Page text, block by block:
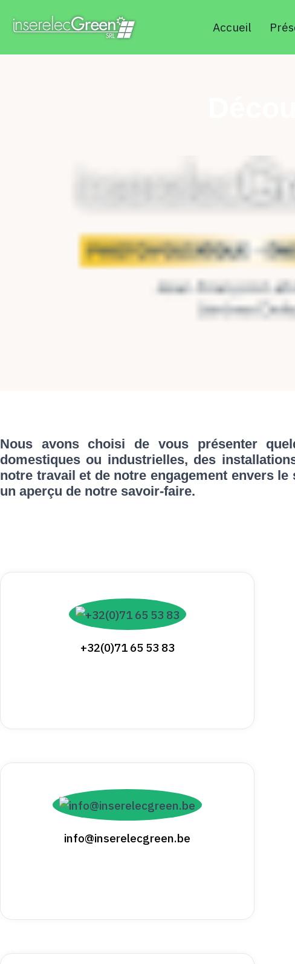
Accueil
Nous avons choisi de vous présenter
domestiques ou industrielles, des
notre travail et de notre engagement envers
un aperçu de notre savoir-faire.
+32(0)71 65 53 83
info@inserelecgreen.be